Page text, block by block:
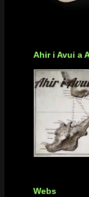
Ahir i Avui a
Webs